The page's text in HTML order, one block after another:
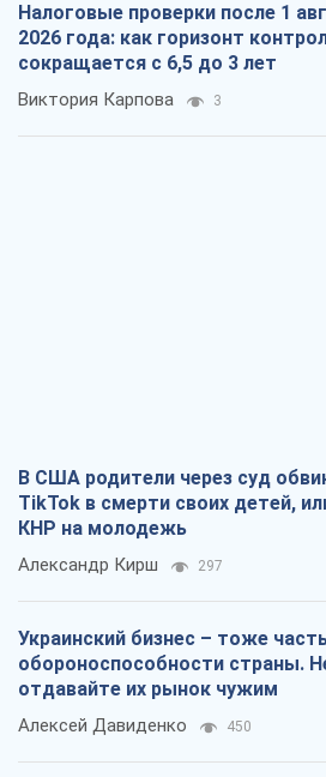
Налоговые проверки после 1
2026 года: как горизонт
сокращается с 6,5 до 3 лет
Виктория Карпова 3
В США родители через суд
TikTok в смерти своих детей,
КНР на молодежь
Александр Кирш 297
Украинский бизнес – тоже
обороноспособности страны.
отдавайте их рынок чужим
Алексей Давиденко 450